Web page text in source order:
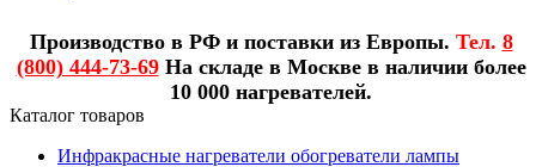
Производство в РФ и поставки из Европы. Тел. 8
(800) 444-73-69На складе в Москве в наличии более
10 000 нагревателей.
Каталог товаров
Инфракрасные нагреватели обогреватели лампы